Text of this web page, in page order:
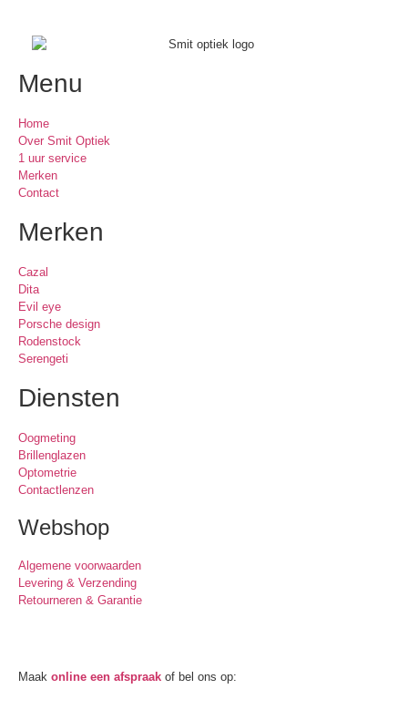
Menu
Home
Over Smit Optiek
1 uur service
Merken
Contact
Merken
Cazal
Dita
Evil eye
Porsche design
Rodenstock
Serengeti
Diensten
Oogmeting
Brillenglazen
Optometrie
Contactlenzen
Webshop
Algemene voorwaarden
Levering & Verzending
Retourneren & Garantie
Maak online een afspraak of bel ons op: